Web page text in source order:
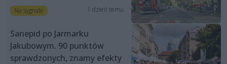
Na sygnale 1 dzień temu
Sanepid po Jarmarku
Jakubowym. 90 punktów
sprawdzonych, znamy efekty